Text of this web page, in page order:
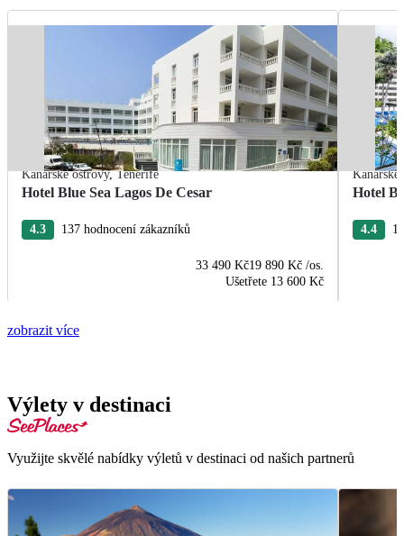
Kanárské ostrovy,Tenerife
Hotel Blue Sea Lagos De Cesar
4.3 137 hodnocení zákazníků
33 490 Kč19 890 Kč /os.
Ušetřete 13 600 Kč
Kanárské
Hotel
4.4
zobrazit více
Výlety v destinaci
Využijte skvělé nabídky výletů v destinaci od našich partnerů